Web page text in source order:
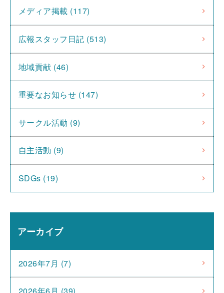
メディア掲載 (117)
広報スタッフ日記 (513)
地域貢献 (46)
重要なお知らせ (147)
サークル活動 (9)
自主活動 (9)
SDGs (19)
アーカイブ
2026年7月 (7)